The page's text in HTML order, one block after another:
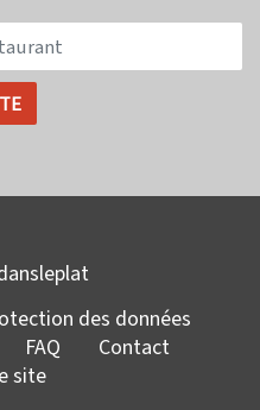
des données
FAQ
Contact
site